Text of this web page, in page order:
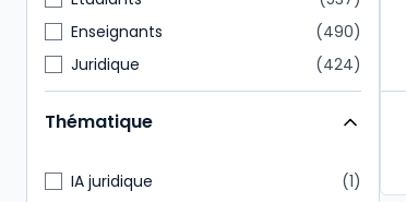
Enseignants
490
Juridique
424
Notaire
218
Expert-comptable
175
Commissaire aux comptes
151
Thématique
IA juridique 1